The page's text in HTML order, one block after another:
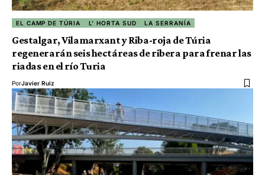
EL CAMP DE TÚRIA L' HORTA SUD LA SERRANÍA
Gestalgar, Vilamarxant y Riba-roja de Túria
regenerarán seis hectáreas de ribera para frenar las
riadas en el río Turia
PorJavier Ruiz